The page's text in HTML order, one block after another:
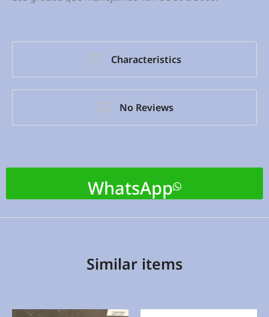
Characteristics
No Reviews
WhatsApp
Similar items